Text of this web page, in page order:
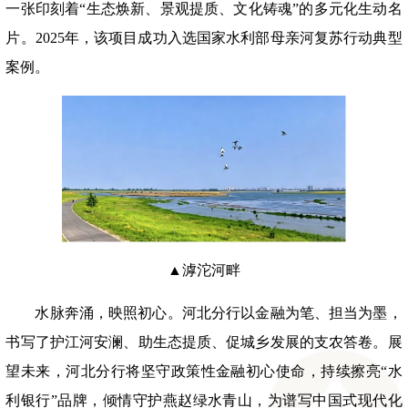
一张印刻着“生态焕新、景观提质、文化铸魂”的多元化生动名
片。2025年，该项目成功入选国家水利部母亲河复苏行动典型
案例。
▲滹沱河畔
水脉奔涌，映照初心。河北分行以金融为笔、担当为墨，
书写了护江河安澜、助生态提质、促城乡发展的支农答卷。展
望未来，河北分行将坚守政策性金融初心使命，持续擦亮“水
利银行”品牌，倾情守护燕赵绿水青山，为谱写中国式现代化